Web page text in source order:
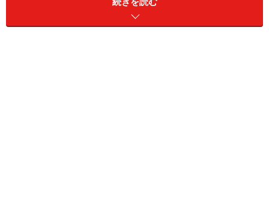
これは、DPF（ディーゼル・パーティキュレイト・フィ